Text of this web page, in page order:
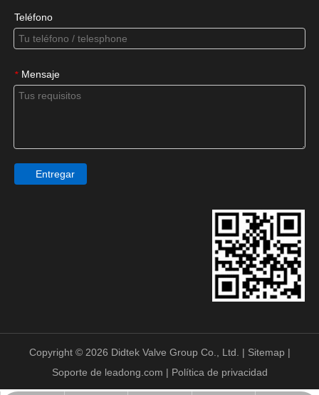
Teléfono
* Mensaje
Entregar
Copyright © 2026 Didtek Valve Group Co., Ltd. | Sitemap |
Soporte de leadong.com | Política de privacidad